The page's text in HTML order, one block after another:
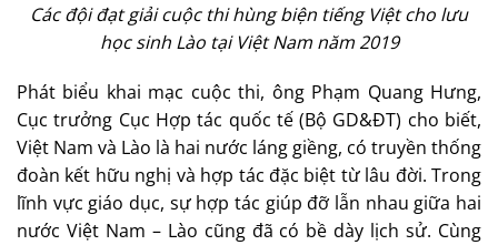
Các đội đạt giải cuộc thi hùng biện tiếng Việt cho lưu
học sinh Lào tại Việt Nam năm 2019
Phát biểu khai mạc cuộc thi, ông Phạm Quang Hưng,
Cục trưởng Cục Hợp tác quốc tế (Bộ GD&ĐT) cho biết,
Việt Nam và Lào là hai nước láng giềng, có truyền thống
đoàn kết hữu nghị và hợp tác đặc biệt từ lâu đời. Trong
lĩnh vực giáo dục, sự hợp tác giúp đỡ lẫn nhau giữa hai
nước Việt Nam – Lào cũng đã có bề dày lịch sử. Cùng